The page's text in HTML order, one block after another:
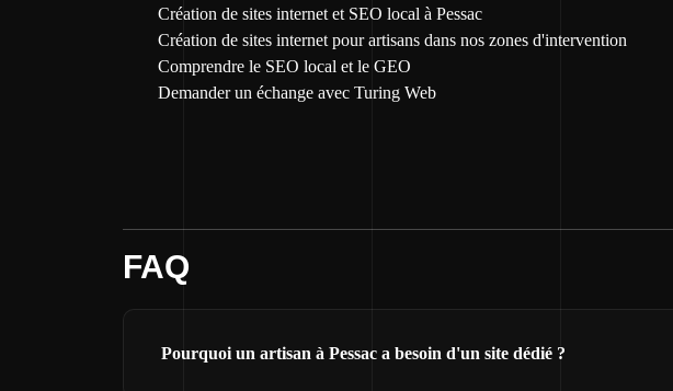
Création de sites internet et SEO local à Pessac
Création de sites internet pour artisans dans nos zones d'intervention
Comprendre le SEO local et le GEO
Demander un échange avec Turing Web
FAQ
Pourquoi un artisan à Pessac a besoin d'un site dédié ?